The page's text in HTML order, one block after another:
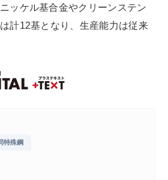
ッケル基合金やクリーンステン
計12基となり、生産能力は従来
特殊鋼